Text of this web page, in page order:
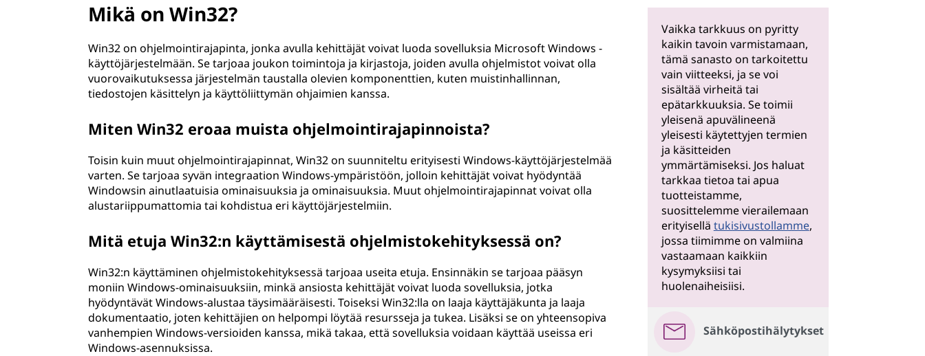
Mikä on Win32?
Win32 on ohjelmointirajapinta, jonka avulla kehittäjät voivat luoda sovelluksia Microsoft Windows -
käyttöjärjestelmään. Se tarjoaa joukon toimintoja ja kirjastoja, joiden avulla ohjelmistot voivat olla
vuorovaikutuksessa järjestelmän taustalla olevien komponenttien, kuten muistinhallinnan,
tiedostojen käsittelyn ja käyttöliittymän ohjaimien kanssa.
Miten Win32 eroaa muista ohjelmointirajapinnoista?
Toisin kuin muut ohjelmointirajapinnat, Win32 on suunniteltu erityisesti Windows-käyttöjärjestelmää
varten. Se tarjoaa syvän integraation Windows-ympäristöön, jolloin kehittäjät voivat hyödyntää
Windowsin ainutlaatuisia ominaisuuksia ja ominaisuuksia. Muut ohjelmointirajapinnat voivat olla
alustariippumattomia tai kohdistua eri käyttöjärjestelmiin.
Mitä etuja Win32:n käyttämisestä ohjelmistokehityksessä on?
Win32:n käyttäminen ohjelmistokehityksessä tarjoaa useita etuja. Ensinnäkin se tarjoaa pääsyn
moniin Windows-ominaisuuksiin, minkä ansiosta kehittäjät voivat luoda sovelluksia, jotka
hyödyntävät Windows-alustaa täysimääräisesti. Toiseksi Win32:lla on laaja käyttäjäkunta ja laaja
dokumentaatio, joten kehittäjien on helpompi löytää resursseja ja tukea. Lisäksi se on yhteensopiva
vanhempien Windows-versioiden kanssa, mikä takaa, että sovelluksia voidaan käyttää useissa eri
Windows-asennuksissa.
Vaikka tarkkuus on pyritty
kaikin tavoin varmistamaan,
tämä sanasto on tarkoitettu
vain viitteeksi, ja se voi
sisältää virheitä tai
epätarkkuuksia. Se toimii
yleisenä apuvälineenä
yleisesti käytettyjen termien
ja käsitteiden
ymmärtämiseksi. Jos haluat
tarkkaa tietoa tai apua
tuotteistamme,
suosittelemme vierailemaan
erityisellä tukisivustollamme,
jossa tiimimme on valmiina
vastaamaan kaikkiin
kysymyksiisi tai
huolenaiheisiisi.
Sähköpostihälytykset